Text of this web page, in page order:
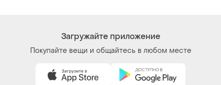
Загружайте приложение
Покупайте вещи и общайтесь в любом месте